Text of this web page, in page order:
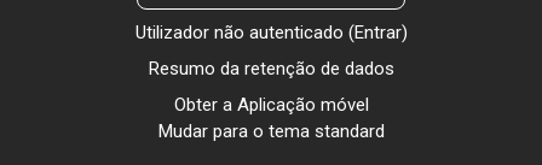
Utilizador não autenticado (Entrar)
Resumo da retenção de dados
Obter a Aplicação móvel
Mudar para o tema standard